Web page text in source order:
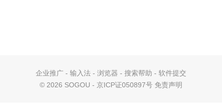
企业推广 - 输入法 - 浏览器 - 搜索帮助 - 软件提交
© 2026 SOGOU - 京ICP证050897号 免责声明